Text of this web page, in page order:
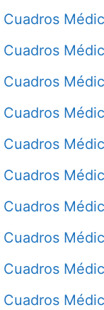
Cuadros
Cuadros
Cuadros
Cuadros
Cuadros
Cuadros
Cuadros
Cuadros
Cuadros
Cuadros